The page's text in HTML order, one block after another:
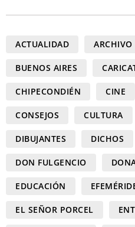
ACTUALIDAD ARCHIVO
BUENOS AIRES
CHIPECONDIÉN CINE
CONSEJOS CULTURA
DIBUJANTES DICHOS
DON FULGENCIO
EDUCACIÓN
EL SEÑOR PORCEL